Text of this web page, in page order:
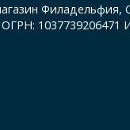
Филадельфия,
1037739206471